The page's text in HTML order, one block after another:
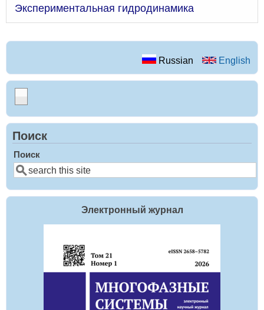
Экспериментальная гидродинамика
Russian English
Поиск
Поиск
Электронный журнал